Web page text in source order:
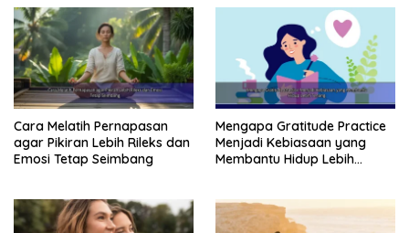
Cara Melatih Pernapasan
agar Pikiran Lebih Rileks dan
Emosi Tetap Seimbang
Mengapa Gratitude Practice
Menjadi Kebiasaan yang
Membantu Hidup Lebih